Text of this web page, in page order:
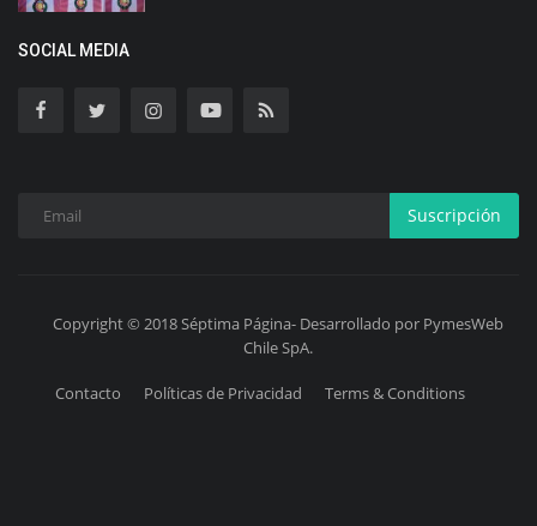
SOCIAL MEDIA
Suscripción
Copyright © 2018 Séptima Página- Desarrollado por PymesWeb
Chile SpA.
Contacto Políticas de Privacidad Terms & Conditions